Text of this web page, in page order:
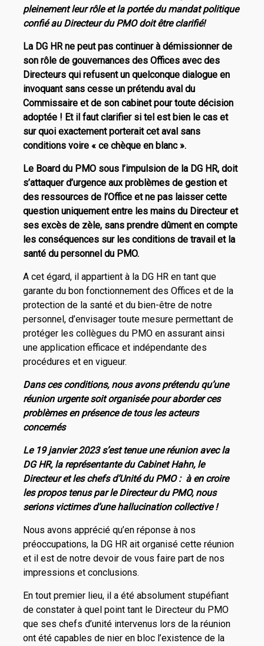
pleinement leur rôle et la portée du mandat politique
confié au Directeur du PMO doit être clarifié!
La DG HR ne peut pas continuer à démissionner de
son rôle de gouvernances des Offices avec des
Directeurs qui refusent un quelconque dialogue en
invoquant sans cesse un prétendu aval du
Commissaire et de son cabinet pour toute décision
adoptée ! Et il faut clarifier si tel est bien le cas et
sur quoi exactement porterait cet aval sans
conditions voire « ce chèque en blanc ».
Le Board du PMO sous l’impulsion de la DG HR, doit
s’attaquer d’urgence aux problèmes de gestion et
des ressources de l’Office et ne pas laisser cette
question uniquement entre les mains du Directeur et
ses excès de zèle, sans prendre dûment en compte
les conséquences sur les conditions de travail et la
santé du personnel du PMO.
A cet égard, il appartient à la DG HR en tant que
garante du bon fonctionnement des Offices et de la
protection de la santé et du bien-être de notre
personnel, d’envisager toute mesure permettant de
protéger les collègues du PMO en assurant ainsi
une application efficace et indépendante des
procédures et en vigueur.
Dans ces conditions, nous avons prétendu qu’une
réunion urgente soit organisée pour aborder ces
problèmes en présence de tous les acteurs
concernés
Le 19 janvier 2023 s’est tenue une réunion avec la
DG HR, la représentante du Cabinet Hahn, le
Directeur et les chefs d’Unité du PMO : à en croire
les propos tenus par le Directeur du PMO, nous
serions victimes d’une hallucination collective !
Nous avons apprécié qu’en réponse à nos
préoccupations, la DG HR ait organisé cette réunion
et il est de notre devoir de vous faire part de nos
impressions et conclusions.
En tout premier lieu, il a été absolument stupéfiant
de constater à quel point tant le Directeur du PMO
que ses chefs d’unité intervenus lors de la réunion
ont été capables de nier en bloc l’existence de la